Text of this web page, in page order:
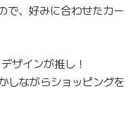
で、好みに合わせたカー
ザインが推し！
しながらショッピングを